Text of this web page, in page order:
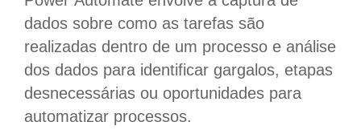
dados sobre como as tarefas são
realizadas dentro de um processo e análise
dos dados para identificar gargalos, etapas
desnecessárias ou oportunidades para
automatizar processos.